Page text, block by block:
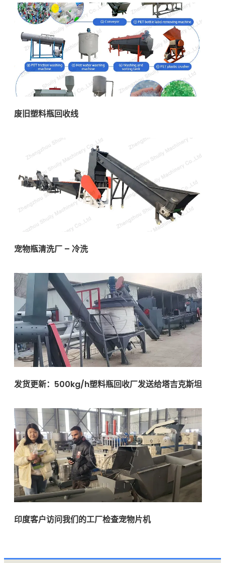
废旧塑料瓶回收线
宠物瓶清洗厂 – 冷洗
发货更新：500kg/h塑料瓶回收厂发送给塔吉克斯坦
印度客户访问我们的工厂检查宠物片机